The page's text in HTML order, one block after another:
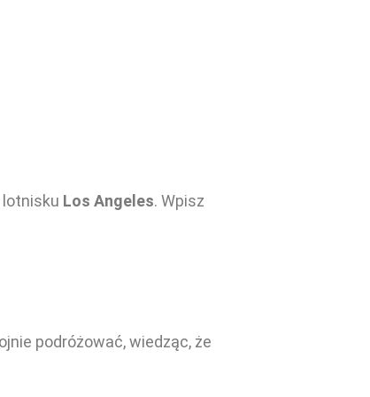
Los Angeles. Wpisz
podróżować, wiedząc, że